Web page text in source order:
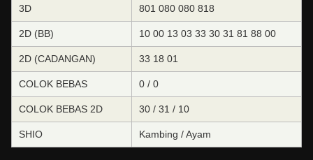
3D 801 080 080 818
2D (BB) 10 00 13 03 33 30 31 81 88 00
2D (CADANGAN) 33 18 01
COLOK BEBAS 0 / 0
COLOK BEBAS 2D 30 / 31 / 10
SHIO Kambing / Ayam